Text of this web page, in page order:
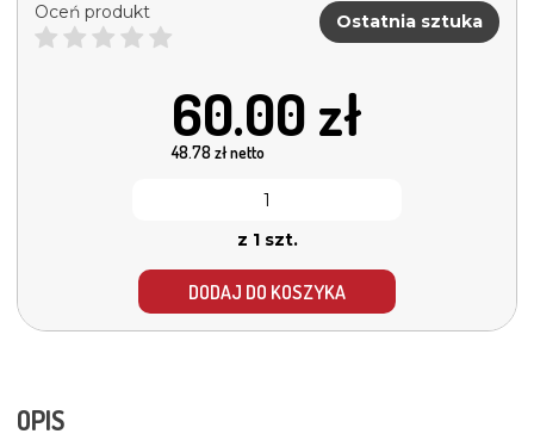
Oceń produkt Ostatnia sztuka
60.00 zł
48.78zł netto
z 1 szt.
DODAJ DO KOSZYKA
OPIS